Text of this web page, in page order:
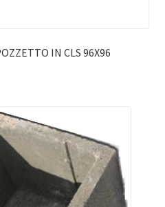
IN CLS 96X96